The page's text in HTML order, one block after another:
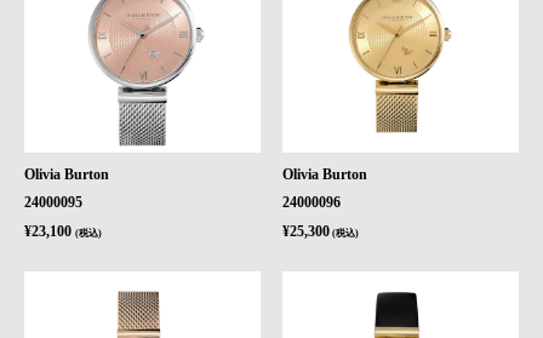
Olivia Burton
24000095
¥23,100 (税込)
Olivia Burton
24000096
¥25,300 (税込)